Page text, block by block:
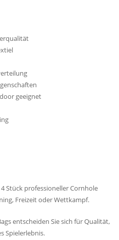
geeignet
Stück professioneller Cornhole
Freizeit oder Wettkampf.
entscheiden Sie sich für Qualität,
Spielerlebnis.